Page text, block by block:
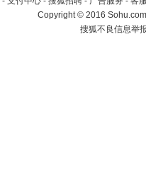
Copyright©2016
搜狐不良信息举